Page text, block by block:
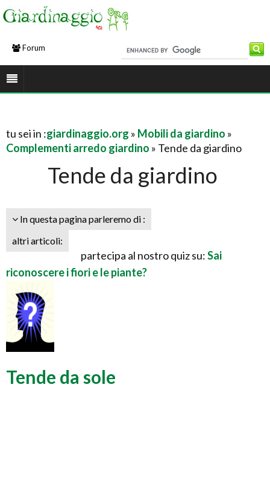
Forum
tu sei in :giardinaggio.org » Mobili da giardino »
Complementi arredo giardino » Tende da giardino
Tende da giardino
In questa pagina parleremo di :
altri articoli:
partecipa al nostro quiz su:Sai
riconoscere i fiori e le piante?
Tende da sole